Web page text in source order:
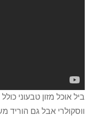
ביל אוכל מזון טבעוני כולל
ווסקולרי אבל גם הוריד